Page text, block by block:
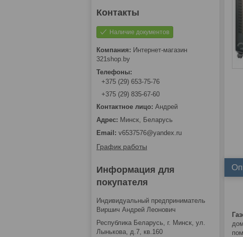
Наличие документов
Интернет-магазин
321shop.by
+375 (29) 653-75-76
+375 (29) 835-67-60
Андрей
Минск, Беларусь
v6537576@yandex.ru
График работы
Информация для
покупателя
Индивидуальный предприниматель
Виршич Андрей Леонович
Республика Беларусь, г. Минск, ул.
Лынькова, д.7, кв.160